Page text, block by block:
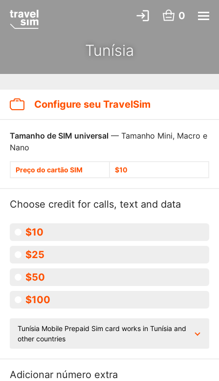
0
Tunísia
Configure seu TravelSim
Tamanho de SIM universal — Tamanho Mini, Macro e
Nano
Preço do cartão SIM $10
Choose credit for calls, text and data
$10
$25
$50
$100
Tunísia Mobile Prepaid Sim card works in Tunísia and
other countries
Adicionar número extra